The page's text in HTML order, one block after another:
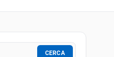
CERCA